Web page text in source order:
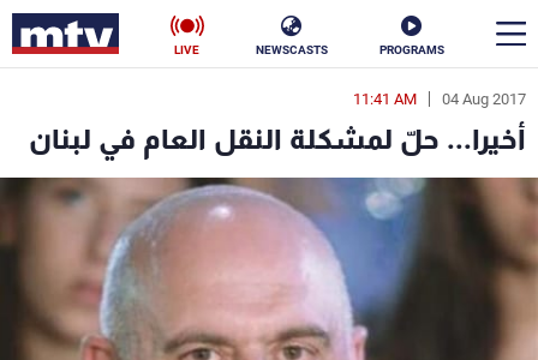
PROGRAMS
NEWSCASTS
LIVE
04 Aug 2017
11:41 AM
أخيرا... حلّ لمشكلة النقل العام في لبنان
en
الأخبار
سياسة ناس
إقتصاد
رياضة